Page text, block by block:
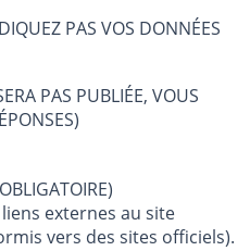
PAS VOS DONNÉES
PAS PUBLIÉE, VOUS
DE VOTRE MESSAGE (OBLIGATOIRE)
externes au site
vers des sites officiels).